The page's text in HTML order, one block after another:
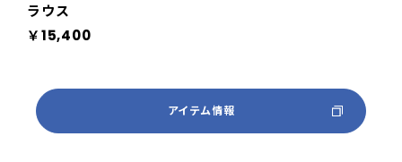
ラウス
￥15,400
アイテム情報